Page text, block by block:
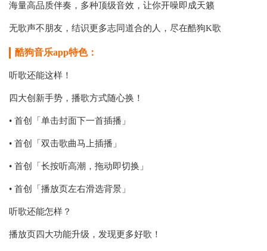
海量高品质伴奏，多种顶级音效，让你开噪即成天籁
无歌声不朋友，结识更多志同道合的人，尽在酷狗K歌
酷狗音乐app特色：
听歌还能这样！
四大创新手势，播歌方式随心换！
• 首创「单击封面下一首插播」
• 首创「双击歌曲马上插播」
• 首创「长按听高潮，拖动即切换」
• 首创「播放页左右滑选背景」
听歌还能怎样？
播放页四大功能升级，发现更多好歌！